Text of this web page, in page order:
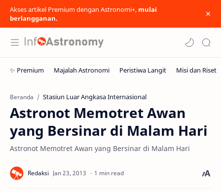
Akses artikel Premium dengan Astronomi+, mulai
berlangganan.
Beranda Stasiun Luar Angkasa Internasional
Astronot Memotret Awan
yang Bersinar di Malam Hari
Astronot Memotret Awan yang Bersinar di Malam Hari
1 min read